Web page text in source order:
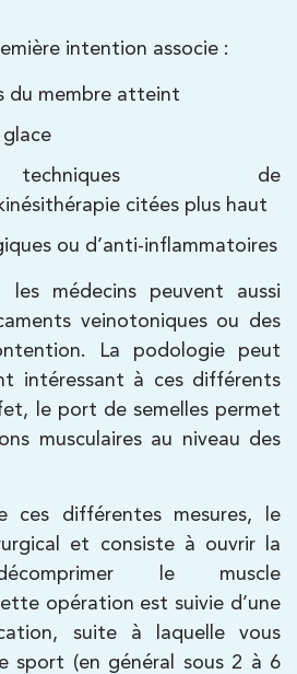
intention associe :
du membre atteint
de
citées plus haut
ou d’anti-inflammatoires
les médecins peuvent aussi
veinotoniques ou des
La podologie peut
intéressant à ces différents
le port de semelles permet
musculaires au niveau des
ces différentes mesures, le
et consiste à ouvrir la
le muscle
opération est suivie d’une
suite à laquelle vous
sport (en général sous 2 à 6
75008 Paris
75008 Paris
74
RDV
RDV
91
91420 Morangis
84
RDV
Balnéothérapie
92190 Meudon
92190 Meudon
09